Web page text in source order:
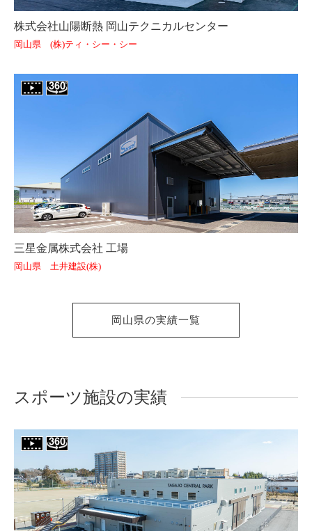
株式会社山陽断熱 岡山テクニカルセンター
岡山県 (株)ティ・シー・シー
三星金属株式会社 工場
岡山県 土井建設(株)
岡山県の実績一覧
スポーツ施設の実績